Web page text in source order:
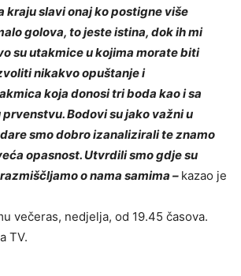
kraju slavi onaj ko postigne više
golova, to jeste istina, dok ih mi
su utakmice u kojima morate biti
nikakvo opuštanje i
koja donosi tri boda kao i sa
Bodovi su jako važni u
smo dobro izanalizirali te znamo
opasnost. Utvrdili smo gdje su
o nama samima – kazao je
večeras, nedjelja, od 19.45 časova.
TV.